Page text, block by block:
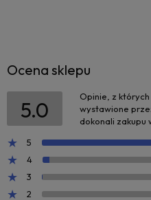
Ocena sklepu
5.0
Opinie, z
wystawione
dokonali zakupu
5
4
3
2